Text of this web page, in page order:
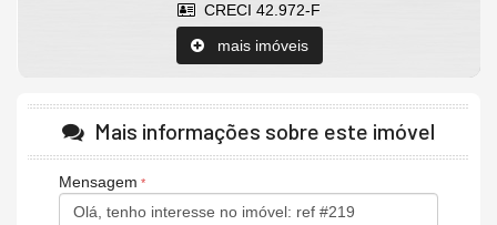
CRECI 42.972-F
mais imóveis
Mais informações sobre este imóvel
Mensagem